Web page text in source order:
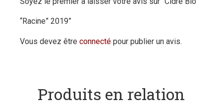
“Racine” 2019”
Vous devez être connecté pour publier un avis.
Produits en relation